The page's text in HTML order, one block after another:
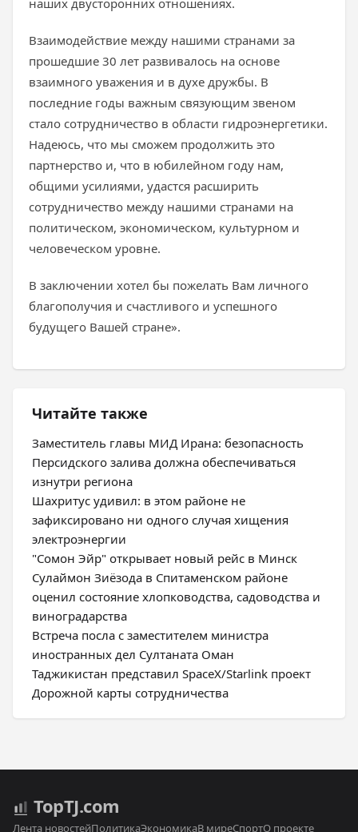
наших двусторонних отношениях.
Взаимодействие между нашими странами за
прошедшие 30 лет развивалось на основе
взаимного уважения и в духе дружбы. В
последние годы важным связующим звеном
стало сотрудничество в области гидроэнергетики.
Надеюсь, что мы сможем продолжить это
партнерство и, что в юбилейном году нам,
общими усилиями, удастся расширить
сотрудничество между нашими странами на
политическом, экономическом, культурном и
человеческом уровне.
В заключении хотел бы пожелать Вам личного
благополучия и счастливого и успешного
будущего Вашей стране».
Читайте также
Заместитель главы МИД Ирана: безопасность
Персидского залива должна обеспечиваться
изнутри региона
Шахритус удивил: в этом районе не
зафиксировано ни одного случая хищения
электроэнергии
"Сомон Эйр" открывает новый рейс в Минск
Сулаймон Зиёзода в Спитаменском районе
оценил состояние хлопководства, садоводства и
виноградарства
Встреча посла с заместителем министра
иностранных дел Султаната Оман
Таджикистан представил SpaceX/Starlink проект
Дорожной карты сотрудничества
TopTJ.com
Лента новостейПолитикаЭкономикаВ миреСпортО проекте